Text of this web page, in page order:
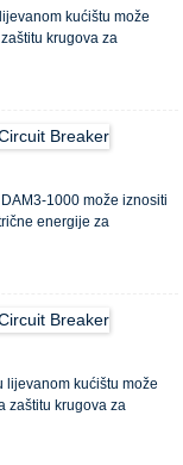
kućištu može
krugova za
radne struje do
za rijetku zaštitu od
je za male ...
1000 može iznositi
energije za
preopterećenja, kratkog
-60Hz, nazivne
nudeći bolju uštedu
lijevanom kućištu može
zaštitu krugova za
radne struje do
za rijetku zaštitu od